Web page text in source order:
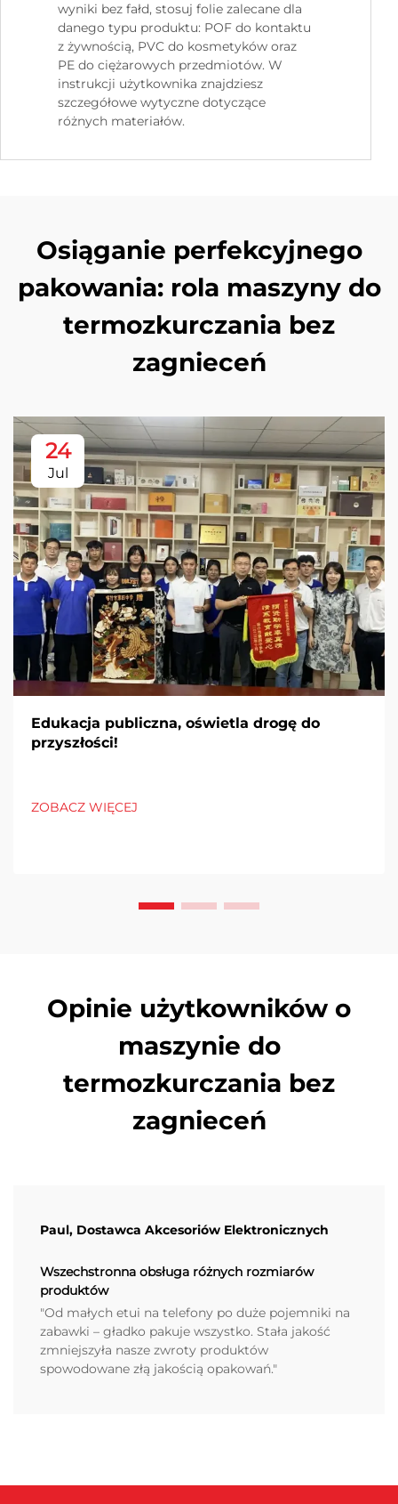
wyniki bez fałd, stosuj folie zalecane dla
danego typu produktu: POF do kontaktu
z żywnością, PVC do kosmetyków oraz
PE do ciężarowych przedmiotów. W
instrukcji użytkownika znajdziesz
szczegółowe wytyczne dotyczące
różnych materiałów.
Osiąganie perfekcyjnego
pakowania: rola maszyny do
termozkurczania bez
zagnieceń
24
Jul
Edukacja publiczna, oświetla drogę do
przyszłości!
ZOBACZ WIĘCEJ
Opinie użytkowników o
maszynie do
termozkurczania bez
zagnieceń
Paul, Dostawca Akcesoriów Elektronicznych
Wszechstronna obsługa różnych rozmiarów
produktów
"Od małych etui na telefony po duże pojemniki na
zabawki – gładko pakuje wszystko. Stała jakość
zmniejszyła nasze zwroty produktów
spowodowane złą jakością opakowań."